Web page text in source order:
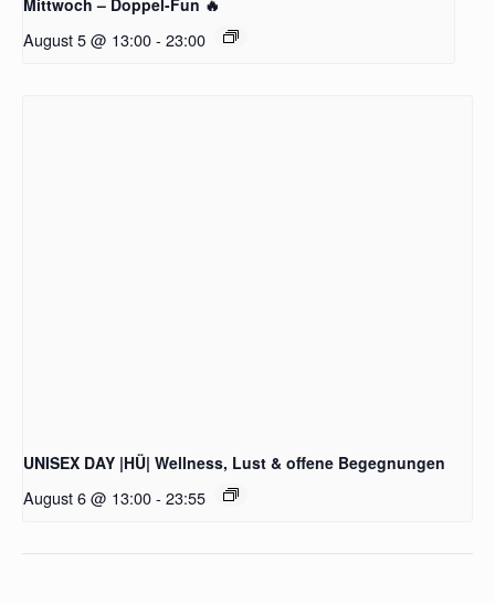
August 5 @ 13:00- 23:00
UNISEX DAY |HÜ| Wellness, Lust & offene Begegnungen
August 6 @ 13:00- 23:55